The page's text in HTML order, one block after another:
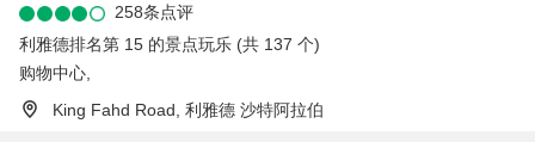
258条点评
利雅德排名第 15 的景点玩乐 (共 137 个)
购物中心
King Fahd Road, 利雅德 沙特阿拉伯